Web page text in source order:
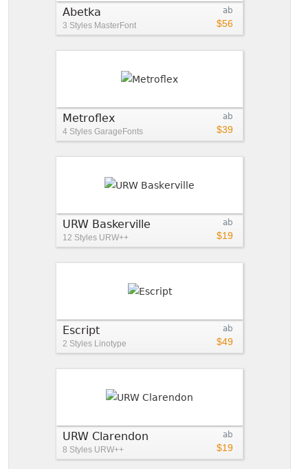
ab
$56
Abetka
3 Styles MasterFont
ab
$39
Metroflex
4 Styles GarageFonts
ab
$19
URW Baskerville
12 Styles URW++
ab
$49
Escript
2 Styles Linotype
ab
$19
URW Clarendon
8 Styles URW++